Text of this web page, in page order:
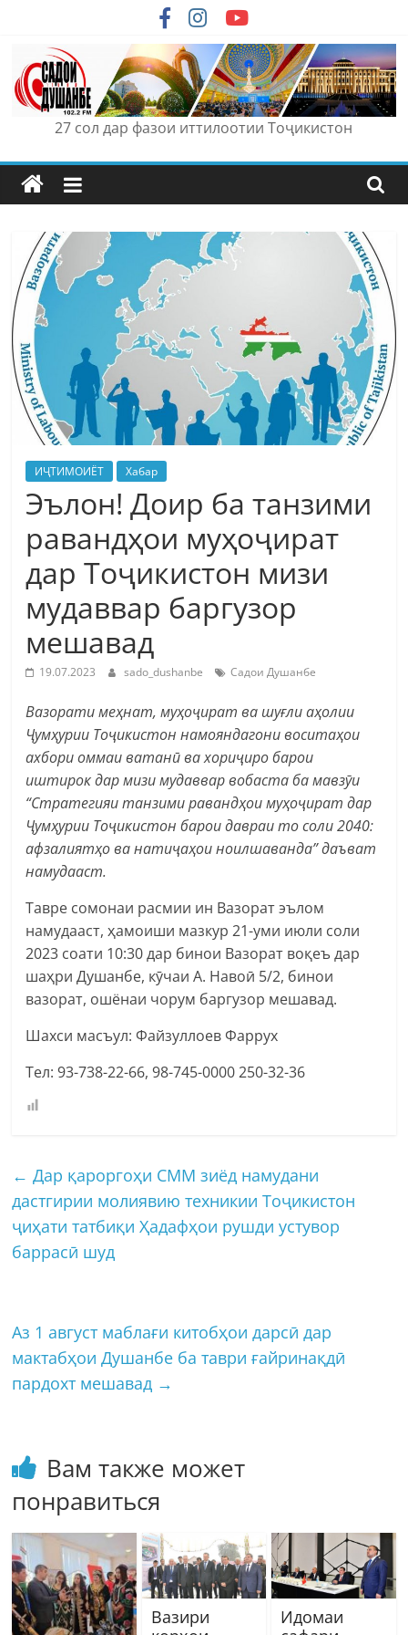
content
27 сол дар фазои иттилоотии Тоҷикистон
ИҶТИМОИЁТ Хабар
Эълон! Доир ба танзими
равандҳои муҳоҷират
дар Тоҷикистон мизи
мудаввар баргузор
мешавад
19.07.2023 sado_dushanbe Садои Душанбе
Вазорати меҳнат, муҳоҷират ва шуғли аҳолии
Ҷумҳурии Тоҷикистон намояндагони воситаҳои
ахбори оммаи ватанӣ ва хориҷиро барои
иштирок дар мизи мудаввар вобаста ба мавзӯи
“Стратегияи танзими равандҳои муҳоҷират дар
Ҷумҳурии Тоҷикистон барои давраи то соли 2040:
афзалиятҳо ва натиҷаҳои ноилшаванда” даъват
намудааст.
Тавре сомонаи расмии ин Вазорат эълом
намудааст, ҳамоиши мазкур 21-уми июли соли
2023 соати 10:30 дар бинои Вазорат воқеъ дар
шаҳри Душанбе, кӯчаи А. Навоӣ 5/2, бинои
вазорат, ошёнаи чорум баргузор мешавад.
Шахси масъул: Файзуллоев Фаррух
Тел: 93-738-22-66, 98-745-0000 250-32-36
← Дар қароргоҳи СММ зиёд намудани
дастгирии молиявию техникии Тоҷикистон
ҷиҳати татбиқи Ҳадафҳои рушди устувор
баррасӣ шуд
Аз 1 август маблағи китобҳои дарсӣ дар
мактабҳои Душанбе ба таври ғайринақдӣ
пардохт мешавад →
Вам также может
понравиться
Вазири
Идомаи